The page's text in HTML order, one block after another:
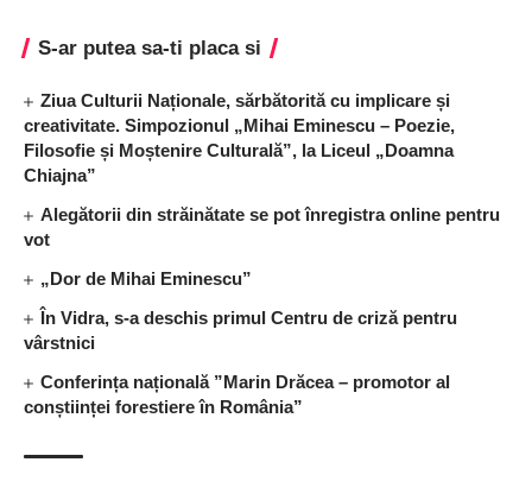
S-ar putea sa-ti placa si
Ziua Culturii Naționale, sărbătorită cu implicare și
creativitate. Simpozionul „Mihai Eminescu – Poezie,
Filosofie și Moștenire Culturală”, la Liceul „Doamna
Chiajna”
Alegătorii din străinătate se pot înregistra online pentru
vot
„Dor de Mihai Eminescu”
În Vidra, s-a deschis primul Centru de criză pentru
vârstnici
Conferința națională ”Marin Drăcea – promotor al
conștiinței forestiere în România”